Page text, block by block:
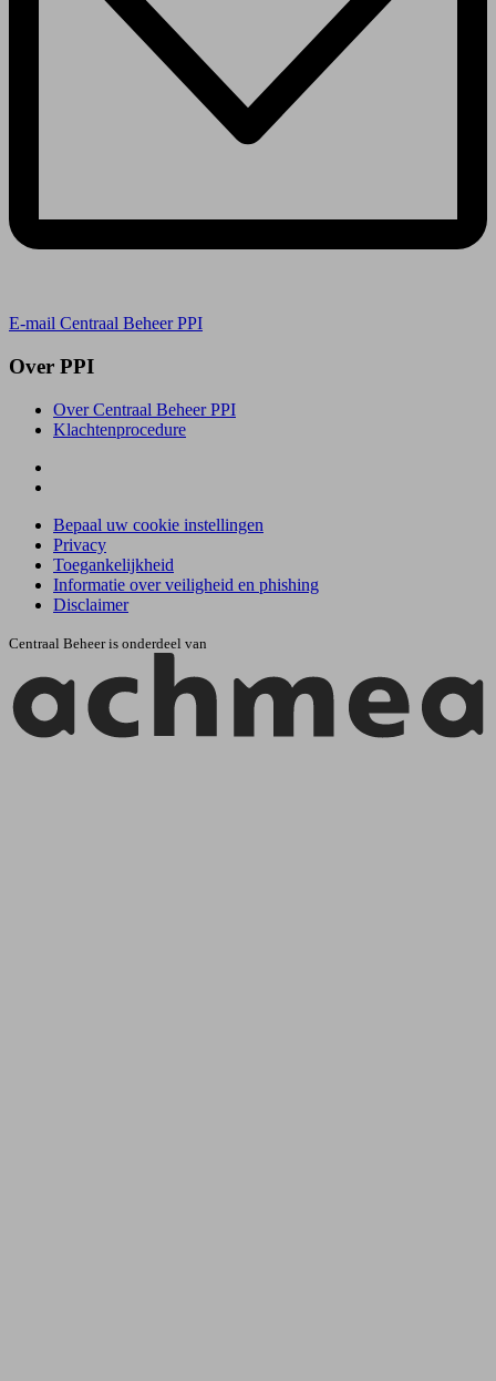
E-mail Centraal Beheer PPI
Over PPI
Over Centraal Beheer PPI
Klachtenprocedure
Bepaal uw cookie instellingen
Privacy
Toegankelijkheid
Informatie over veiligheid en phishing
Disclaimer
Centraal Beheer is onderdeel van